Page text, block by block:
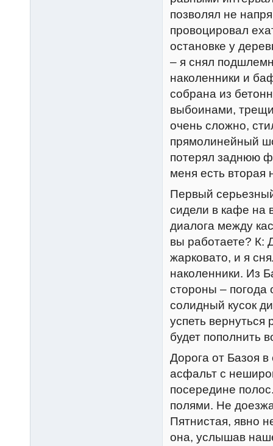
позволял не
провоцировал
остановке у
– я снял
наколенники и
собрана из
выбоинами,
очень сложно,
прямолинейный
потерял заднюю
меня есть вторая
Первый
сидели в кафе на
диалога между
вы работаете? К:
жарковато, и я
наколенники. Из
стороны – погода
солидный кусок
успеть
будет пополнить
Дорога от Базоя
асфальт с
посередине
полями. Не
Пятнистая, явно
она, услышав